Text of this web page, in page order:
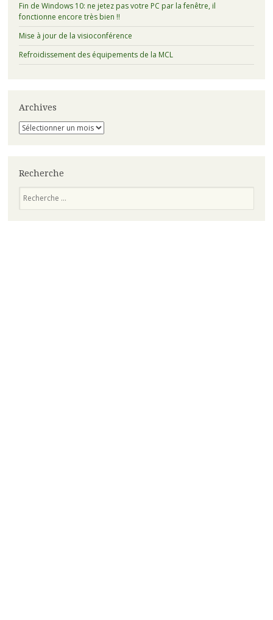
Fin de Windows 10: ne jetez pas votre PC par la fenêtre, il
fonctionne encore très bien !!
Mise à jour de la visioconférence
Refroidissement des équipements de la MCL
Archives
Archives
Recherche